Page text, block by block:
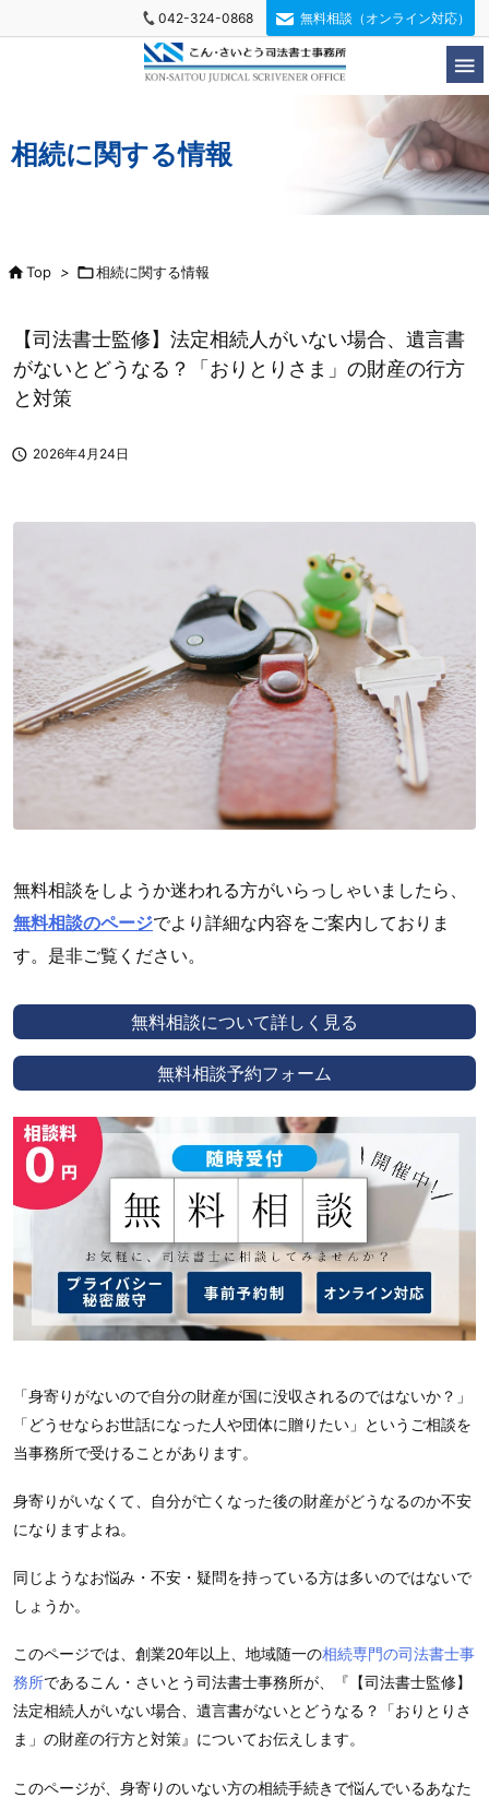

042-324-0868 無料相談（オンライン対応）
相続に関する情報
Top > 相続に関する情報
【司法書士監修】法定相続人がいない場合、遺言書
がないとどうなる？「おりとりさま」の財産の行方
と対策
 2026年4月24日
無料相談をしようか迷われる方がいらっしゃいましたら、
無料相談のページでより詳細な内容をご案内しておりま
す。是非ご覧ください。
無料相談について詳しく見る
無料相談予約フォーム
「身寄りがないので自分の財産が国に没収されるのではないか？」
「どうせならお世話になった人や団体に贈りたい」というご相談を
当事務所で受けることがあります。
身寄りがいなくて、自分が亡くなった後の財産がどうなるのか不安
になりますよね。
同じようなお悩み・不安・疑問を持っている方は多いのではないで
しょうか。
このページでは、創業20年以上、地域随一の相続専門の司法書士事
務所であるこん・さいとう司法書士事務所が、『【司法書士監修】
法定相続人がいない場合、遺言書がないとどうなる？「おりとりさ
ま」の財産の行方と対策』についてお伝えします。
このページが、身寄りのいない方の相続手続きで悩んでいるあなた